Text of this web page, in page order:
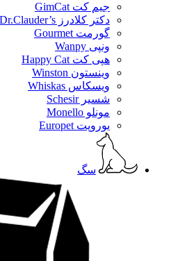
جیم کت GimCat
دکتر کلادرز Dr.Clauder’s
گورمت Gourmet
ونپی Wanpy
هپی کت Happy Cat
وینستون Winston
ویسکاس Whiskas
شسیر Schesir
مونلو Monello
یوروپت Europet
سگ